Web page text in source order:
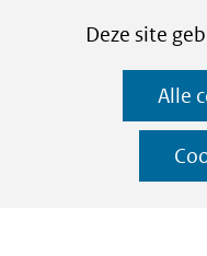
CookiesDeze site
Alle